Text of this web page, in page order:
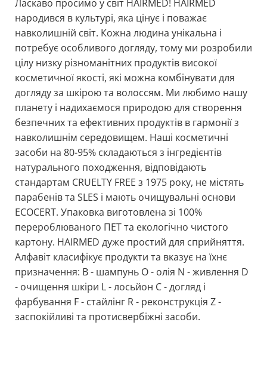
Ласкаво просимо у світ HAIRMED! HAIRMED
народився в культурі, яка цінує і поважає
навколишній світ. Кожна людина унікальна і
потребує особливого догляду, тому ми розробили
цілу низку різноманітних продуктів високої
косметичної якості, які можна комбінувати для
догляду за шкірою та волоссям. Ми любимо нашу
планету і надихаємося природою для створення
безпечних та ефективних продуктів в гармонії з
навколишнім середовищем. Наші косметичні
засоби на 80-95% складаються з інгредієнтів
натурального походження, відповідають
стандартам CRUELTY FREE з 1975 року, не містять
парабенів та SLES і мають очищувальні основи
ECOCERT. Упаковка виготовлена зі 100%
перероблюваного ПЕТ та екологічно чистого
картону. HAIRMED дуже простий для сприйняття.
Алфавіт класифікує продукти та вказує на їхнє
призначення: B - шампунь О - олія N - живлення D
- очищення шкіри L - лосьйон C - догляд і
фарбування F - стайлінг R - реконструкція Z -
заспокійливі та протисвербіжні засоби.